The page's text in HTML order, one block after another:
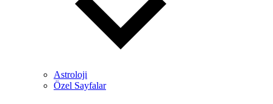
Astroloji
Özel Sayfalar